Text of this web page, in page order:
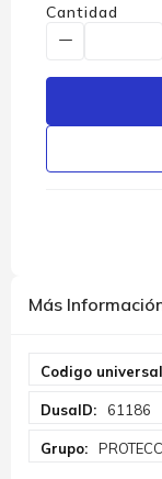
Cantidad
Más
Información
61186